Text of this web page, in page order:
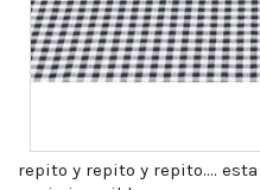
repito y repito y repito....